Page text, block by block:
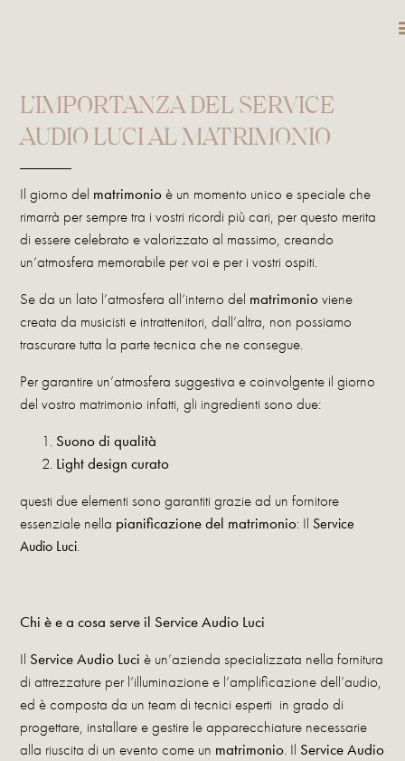
L’IMPORTANZA DEL SERVICE
AUDIO LUCI AL MATRIMONIO
Il giorno del matrimonioè un momento unico e speciale che
rimarrà per sempre tra i vostri ricordi più cari, per questo merita
di essere celebrato e valorizzato al massimo, creando
un’atmosfera memorabile per voi e per i vostri ospiti.
Se da un lato l’atmosfera all’interno del matrimonioviene
creata da musicisti e intrattenitori, dall’altra, non possiamo
trascurare tutta la parte tecnica che ne consegue.
Per garantire un’atmosfera suggestiva e coinvolgente il giorno
del vostro matrimonio infatti, gli ingredienti sono due:
Suono di qualità
Light design curato
questi due elementi sono garantiti grazie ad un fornitore
essenziale nella pianificazione del matrimonio: Il Service
Audio Luci.
Chi è e a cosa serve il Service Audio Luci
Il Service Audio Luci è un’azienda specializzata nella fornitura
di attrezzature per l’illuminazione e l’amplificazione dell’audio,
ed è composta da un team di tecnici esperti in grado di
progettare, installare e gestire le apparecchiature necessarie
alla riuscita di un evento come un matrimonio. Il Service Audio